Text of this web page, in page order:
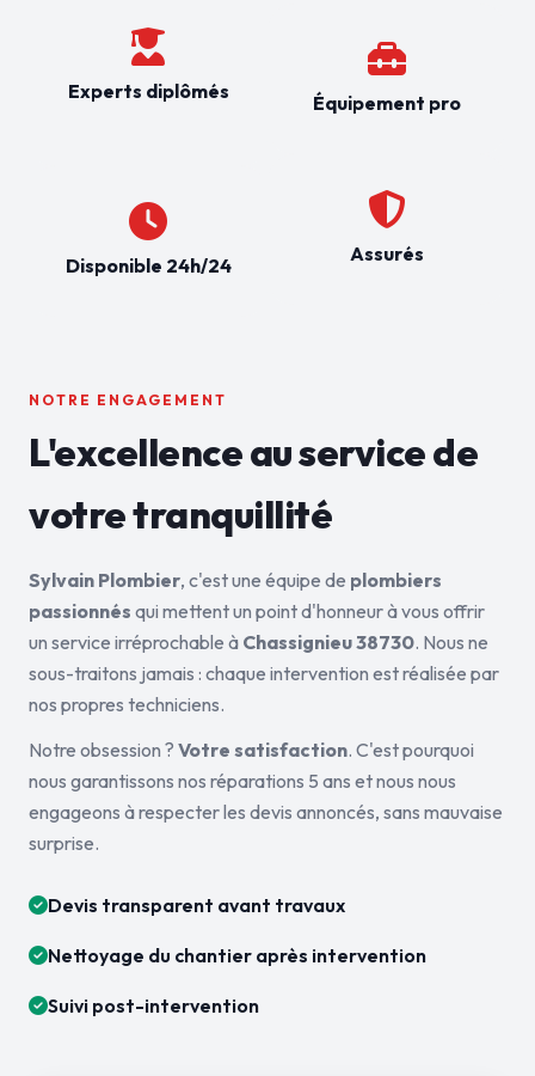
Experts diplômés
Disponible 24h/24
Équipement pro
Assurés
NOTRE ENGAGEMENT
L'excellence au service de
votre tranquillité
Sylvain Plombier, c'est une équipe de plombiers
passionnés qui mettent un point d'honneur à vous offrir
un service irréprochable à Chassignieu 38730. Nous ne
sous-traitons jamais : chaque intervention est réalisée par
nos propres techniciens.
Notre obsession ? Votre satisfaction. C'est pourquoi
nous garantissons nos réparations 5 ans et nous nous
engageons à respecter les devis annoncés, sans mauvaise
surprise.
Devis transparent avant travaux
Nettoyage du chantier après intervention
Suivi post-intervention